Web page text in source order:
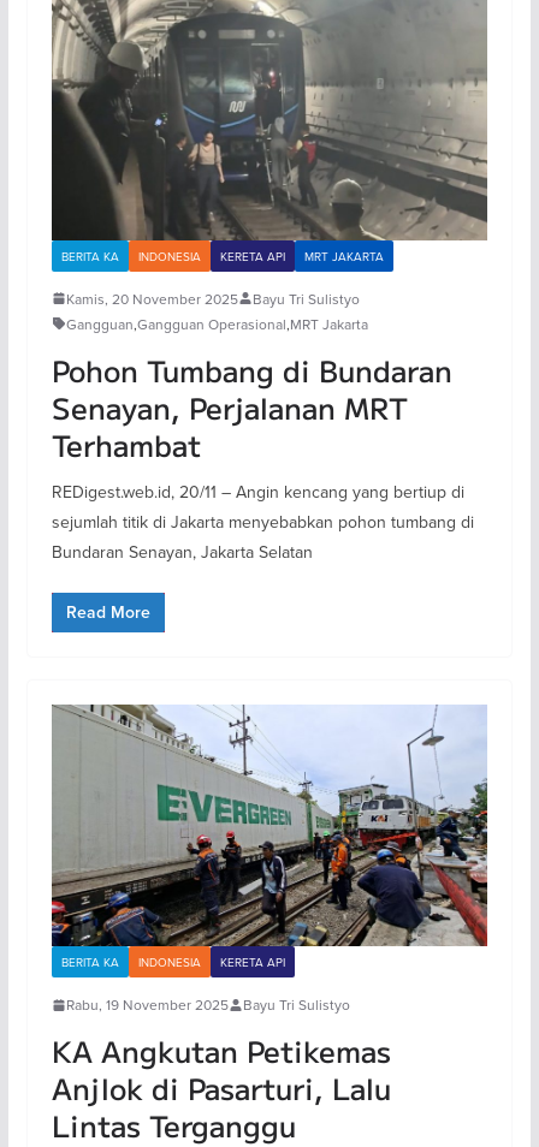
BERITA KA INDONESIA KERETA API MRT JAKARTA
Kamis, 20 November 2025
Bayu Tri Sulistyo
Gangguan,Gangguan Operasional,MRT Jakarta
Pohon Tumbang di Bundaran
Senayan, Perjalanan MRT
Terhambat
REDigest.web.id, 20/11 – Angin kencang yang bertiup di
sejumlah titik di Jakarta menyebabkan pohon tumbang di
Bundaran Senayan, Jakarta Selatan
Read More
BERITA KA INDONESIA KERETA API
Rabu, 19 November 2025 Bayu Tri Sulistyo
KA Angkutan Petikemas
Anjlok di Pasarturi, Lalu
Lintas Terganggu